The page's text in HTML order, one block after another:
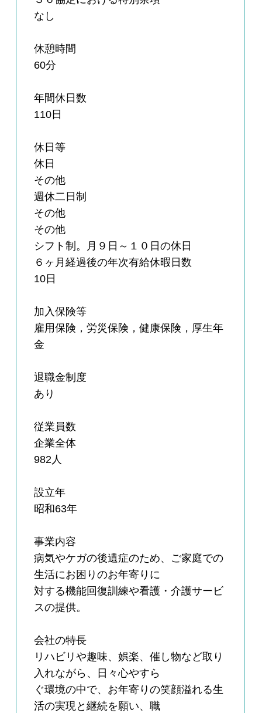
なし
休憩時間
60分
年間休日数
110日
休日等
休日
その他
週休二日制
その他
その他
シフト制。月９日～１０日の休日
６ヶ月経過後の年次有給休暇日数
10日
加入保険等
雇用保険，労災保険，健康保険，厚生年
金
退職金制度
あり
従業員数
企業全体
982人
設立年
昭和63年
事業内容
病気やケガの後遺症のため、ご家庭での
生活にお困りのお年寄りに
対する機能回復訓練や看護・介護サービ
スの提供。
会社の特長
リハビリや趣味、娯楽、催し物など取り
入れながら、日々心やすら
ぐ環境の中で、お年寄りの笑顔溢れる生
活の実現と継続を願い、職